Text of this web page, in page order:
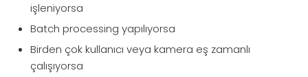
işleniyorsa
Batch processing yapılıyorsa
Birden çok kullanıcı veya kamera eş zamanlı
çalışıyorsa